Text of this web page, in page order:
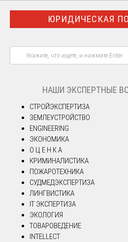
ЮРИДИЧЕСКАЯ
НАШИ ЭКСПЕРТНЫЕ
СТРОЙЭКСПЕРТИЗА
ЗЕМЛЕУСТРОЙСТВО
ENGINEERING
ЭКОНОМИКА
О Ц Е Н К А
КРИМИНАЛИСТИКА
ПОЖАРОТЕХНИКА
СУДМЕДЭКСПЕРТИЗА
ЛИНГВИСТИКА
IT ЭКСПЕРТИЗА
ЭКОЛОГИЯ
ТОВАРОВЕДЕНИЕ
INTELLECT